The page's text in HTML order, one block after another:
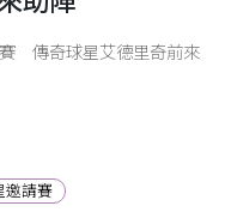
賽 傳奇球星艾德里奇前來
邀請賽